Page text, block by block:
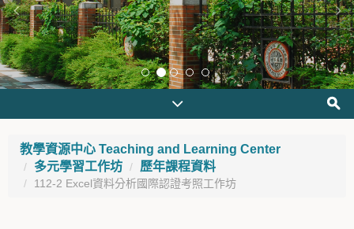
教學資源中心 Teaching and Learning Center
多元學習工作坊
歷年課程資料
112-2 Excel資料分析國際認證考照工作坊